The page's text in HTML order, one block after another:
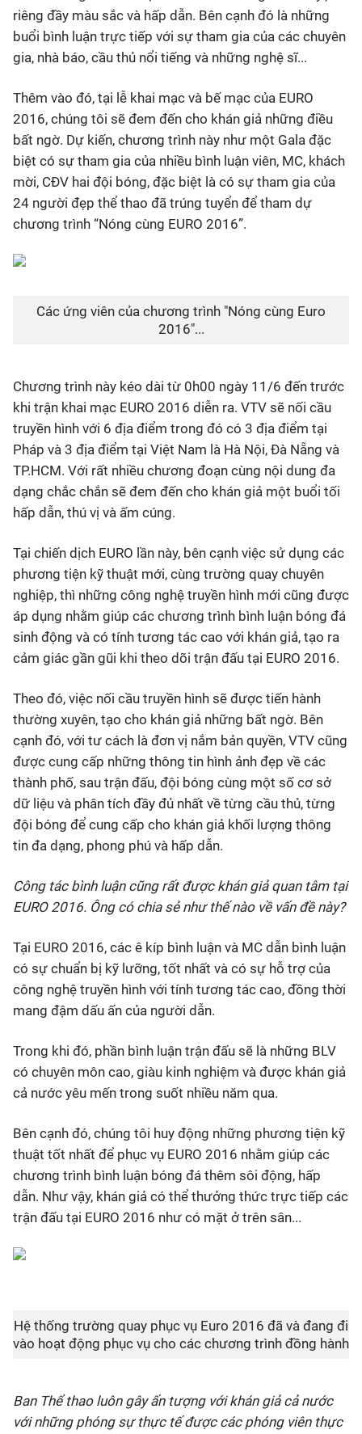
riêng đầy màu sắc và hấp dẫn. Bên cạnh đó là những
buổi bình luận trực tiếp với sự tham gia của các chuyên
gia, nhà báo, cầu thủ nổi tiếng và những nghệ sĩ...
Thêm vào đó, tại lễ khai mạc và bế mạc của EURO
2016, chúng tôi sẽ đem đến cho khán giả những điều
bất ngờ. Dự kiến, chương trình này như một Gala đặc
biệt có sự tham gia của nhiều bình luận viên, MC, khách
mời, CĐV hai đội bóng, đặc biệt là có sự tham gia của
24 người đẹp thể thao đã trúng tuyển để tham dự
chương trình “Nóng cùng EURO 2016”.
Các ứng viên của chương trình "Nóng cùng Euro
2016"...
Chương trình này kéo dài từ 0h00 ngày 11/6 đến trước
khi trận khai mạc EURO 2016 diễn ra. VTV sẽ nối cầu
truyền hình với 6 địa điểm trong đó có 3 địa điểm tại
Pháp và 3 địa điểm tại Việt Nam là Hà Nội, Đà Nẵng và
TP.HCM. Với rất nhiều chương đoạn cùng nội dung đa
dạng chắc chắn sẽ đem đến cho khán giả một buổi tối
hấp dẫn, thú vị và ấm cúng.
Tại chiến dịch EURO lần này, bên cạnh việc sử dụng các
phương tiện kỹ thuật mới, cùng trường quay chuyên
nghiệp, thì những công nghệ truyền hình mới cũng được
áp dụng nhằm giúp các chương trình bình luận bóng đá
sinh động và có tính tương tác cao với khán giả, tạo ra
cảm giác gần gũi khi theo dõi trận đấu tại EURO 2016.
Theo đó, việc nối cầu truyền hình sẽ được tiến hành
thường xuyên, tạo cho khán giả những bất ngờ. Bên
cạnh đó, với tư cách là đơn vị nắm bản quyền, VTV cũng
được cung cấp những thông tin hình ảnh đẹp về các
thành phố, sau trận đấu, đội bóng cùng một số cơ sở
dữ liệu và phân tích đầy đủ nhất về từng cầu thủ, từng
đội bóng để cung cấp cho khán giả khối lượng thông
tin đa dạng, phong phú và hấp dẫn.
Công tác bình luận cũng rất được khán giả quan tâm tại
EURO 2016. Ông có chia sẻ như thế nào về vấn đề này?
Tại EURO 2016, các ê kíp bình luận và MC dẫn bình luận
có sự chuẩn bị kỹ lưỡng, tốt nhất và có sự hỗ trợ của
công nghệ truyền hình với tính tương tác cao, đồng thời
mang đậm dấu ấn của người dẫn.
Trong khi đó, phần bình luận trận đấu sẽ là những BLV
có chuyên môn cao, giàu kinh nghiệm và được khán giả
cả nước yêu mến trong suốt nhiều năm qua.
Bên cạnh đó, chúng tôi huy động những phương tiện kỹ
thuật tốt nhất để phục vụ EURO 2016 nhằm giúp các
chương trình bình luận bóng đá thêm sôi động, hấp
dẫn. Như vậy, khán giả có thể thưởng thức trực tiếp các
trận đấu tại EURO 2016 như có mặt ở trên sân...
Hệ thống trường quay phục vụ Euro 2016 đã và đang đi
vào hoạt động phục vụ cho các chương trình đồng hành
Ban Thể thao luôn gây ấn tượng với khán giả cả nước
với những phóng sự thực tế được các phóng viên thực